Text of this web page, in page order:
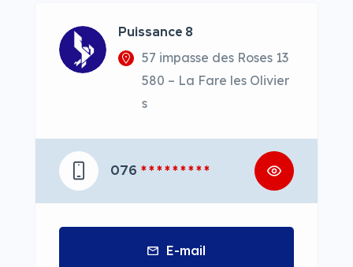
Puissance 8
57 impasse des Roses 13
580 – La Fare les Olivier
s
076 * * * * * * * * *
E-mail